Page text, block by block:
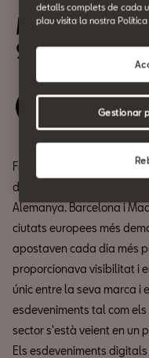
Maig 26
9.30h
Fa poc més d'un any,
despesa en reunions i
Alemanya. Barcelona i
ciutats europees més
apostaven cada dia més
proporcionava visibilitat i
únic entre la seva marca i
esdeveniments tal com
sector s'està veient en un
Els esdeveniments
detalls complets de cada
plau visita la nostra
Gestionar